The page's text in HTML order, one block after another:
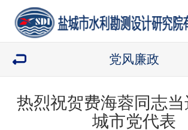
党风廉政
热烈祝贺费海蓉同志
城市党代表